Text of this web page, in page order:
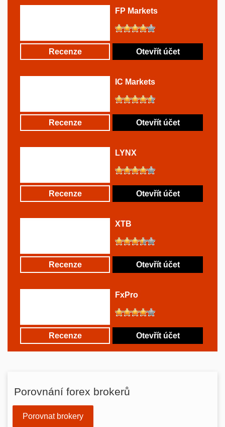
FP Markets
Recenze Otevřít účet
IC Markets
Recenze Otevřít účet
LYNX
Recenze Otevřít účet
XTB
Recenze Otevřít účet
FxPro
Recenze Otevřít účet
Porovnání forex brokerů
Porovnat brokery